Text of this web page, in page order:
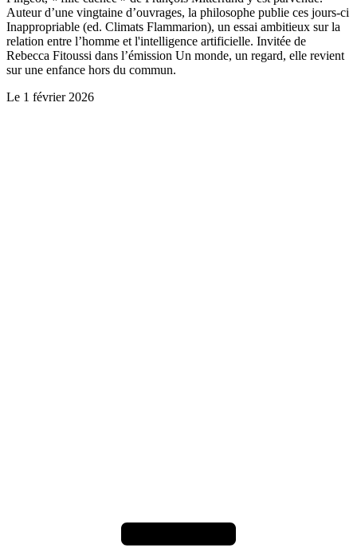
Auteur d’une vingtaine d’ouvrages, la philosophe publie ces jours-ci
Inappropriable (ed. Climats Flammarion), un essai ambitieux sur la
relation entre l’homme et l'intelligence artificielle. Invitée de
Rebecca Fitoussi dans l’émission Un monde, un regard, elle revient
sur une enfance hors du commun.
Le 1 février 2026